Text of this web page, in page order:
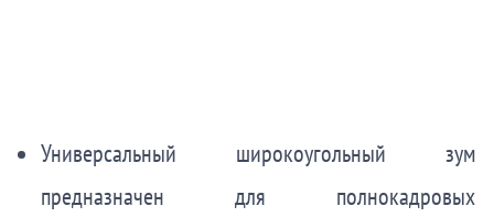
Универсальный широкоугольный зум
предназначен для полнокадровых